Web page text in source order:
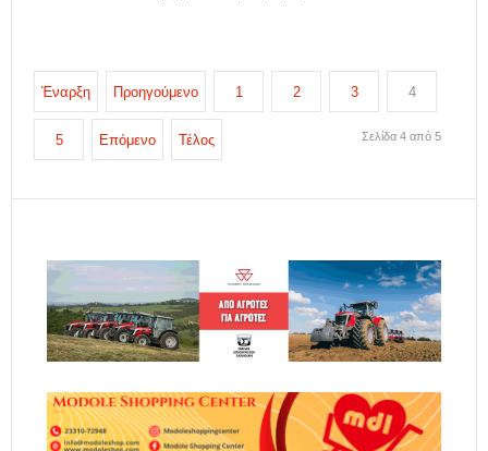
Έναρξη Προηγούμενο 1 2 3 4
5 Επόμενο Τέλος Σελίδα 4 από 5